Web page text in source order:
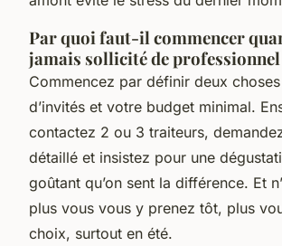
Par quoi faut-il commencer
jamais sollicité de professionnel
Commencez par définir deux
d’invités et votre budget minimal.
contactez 2 ou 3 traiteurs,
détaillé et insistez pour une
goûtant qu’on sent la différence. Et
plus vous vous y prenez tôt, plus
choix, surtout en été.